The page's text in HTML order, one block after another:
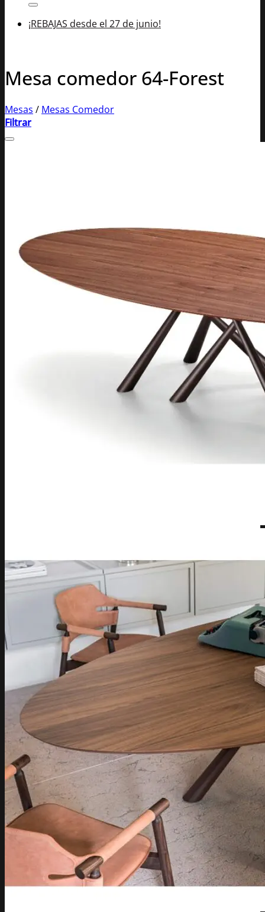
¡REBAJAS desde el 27 de junio!
Mesa comedor 64-Forest
Mesas / Mesas Comedor
Filtrar